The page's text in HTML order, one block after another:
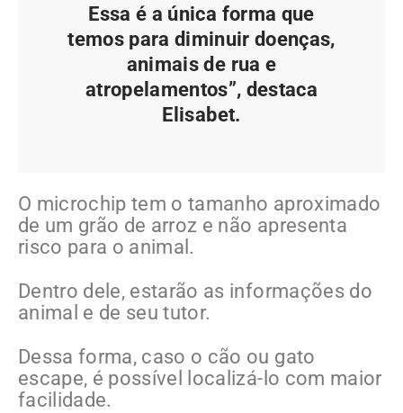
Essa é a única forma que
temos para diminuir doenças,
animais de rua e
atropelamentos”, destaca
Elisabet.
O microchip tem o tamanho aproximado
de um grão de arroz e não apresenta
risco para o animal.
Dentro dele, estarão as informações do
animal e de seu tutor.
Dessa forma, caso o cão ou gato
escape, é possível localizá-lo com maior
facilidade.